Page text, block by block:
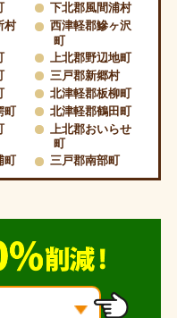
下北郡風間浦村
村
西津軽郡鰺ヶ沢
町
上北郡野辺地町
三戸郡新郷村
北津軽郡板柳町
町
北津軽郡鶴田町
上北郡おいらせ
町
町 三戸郡南部町